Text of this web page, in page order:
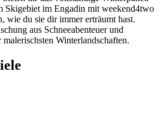
Skigebiet im Engadin mit weekend4two
wie du sie dir immer erträumt hast.
aus Schneeabenteuer und
Winterlandschaften.